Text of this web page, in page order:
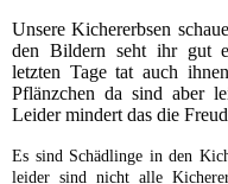
Unsere Kichererbsen s
den Bildern seht ihr gut
letzten Tage tat auch
Pflänzchen da sindaber
Leider mindert das die
Es sind Schädlinge in den
leider sind nicht alle